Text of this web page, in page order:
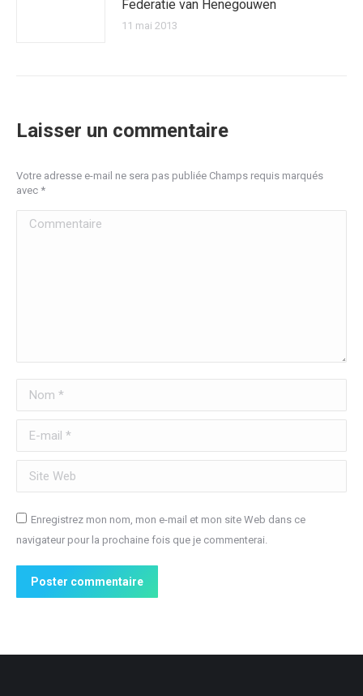
Federatie van Henegouwen
11 mai 2013
Laisser un commentaire
Votre adresse e-mail ne sera pas publiée Champs requis marqués
avec *
Commentaire
Nom *
E-mail *
Site Web
Enregistrez mon nom, mon e-mail et mon site Web dans ce
navigateur pour la prochaine fois que je commenterai.
Poster commentaire